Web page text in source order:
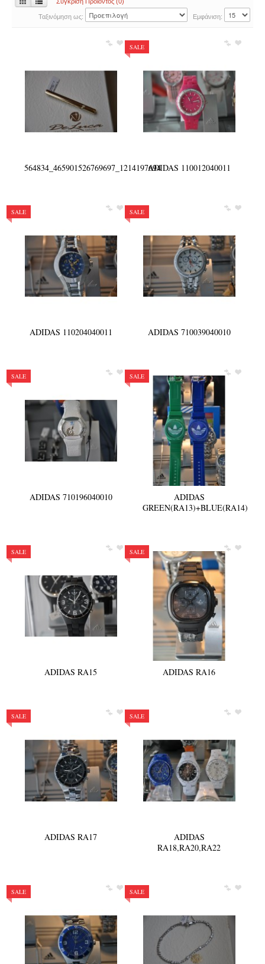
Σκουλαρίκια
Δακτυλίδια
Αλυσίδες
Κοσμήματα για Παιδιά
Σκουλαρίκια
Δακτυλίδια
Αλυσίδες
Κοσμήματα για Παιδιά
Διάφορα
Χρυσά
ΡΟΛΟΓΙΑ
Ταξινόμηση ως: Εμφάνιση:
564834_465901526769697_1214197694
SALE
ADIDAS 110012040011
SALE
ADIDAS 110204040011
SALE
ADIDAS 710039040010
SALE
ADIDAS 710196040010
SALE
ADIDAS
GREEN(RA13)+BLUE(RA14)
SALE
ADIDAS RA15
SALE
ADIDAS RA16
SALE
ADIDAS RA17
SALE
ADIDAS
RA18,RA20,RA22
SALE SALE